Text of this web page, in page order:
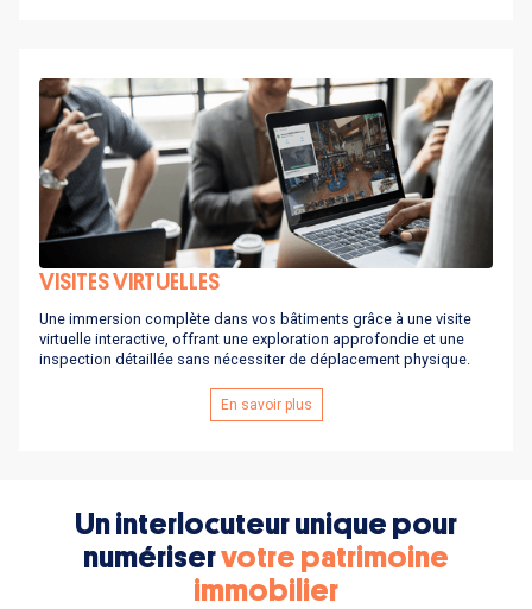
VISITES VIRTUELLES
Une immersion complète dans vos bâtiments grâce à une visite
virtuelle interactive, offrant une exploration approfondie et une
inspection détaillée sans nécessiter de déplacement physique.
En savoir plus
Un interlocuteur unique pour
numériservotre patrimoine
immobilier